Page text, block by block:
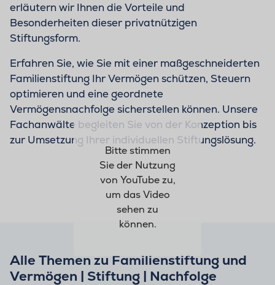
erläutern wir Ihnen die Vorteile und
Besonderheiten dieser privatnützigen
Stiftungsform.
Erfahren Sie, wie Sie mit einer maßgeschneiderten
Familienstiftung Ihr Vermögen schützen, Steuern
optimieren und eine geordnete
Vermögensnachfolge sicherstellen können. Unsere
Fachanwälte begleiten Sie von der Konzeption bis
zur Umsetzung Ihrer individuellen Stiftungslösung.
Bitte stimmen
Sie der Nutzung
von YouTube zu,
um das Video
sehen zu
können.
Alle Themen zu Familienstiftung und
Vermögen | Stiftung | Nachfolge